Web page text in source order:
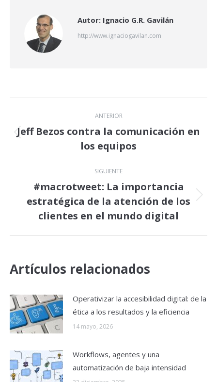
Autor: Ignacio G.R. Gavilán
http://www.ignaciogavilan.com
Navegación
entre
publicaciones
ANTERIOR
Publicación
anterior:
Jeff Bezos contra la comunicación en
los equipos
SIGUIENTE
Publicación
siguiente:
#macrotweet: La importancia
estratégica de la atención de los
clientes en el mundo digital
Artículos relacionados
Operativizar la accesibilidad digital: de la
ética a los resultados y la eficiencia
14 mayo, 2026
Workflows, agentes y una
automatización de baja intensidad